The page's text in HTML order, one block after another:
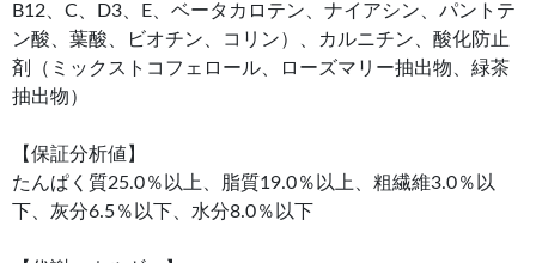
B12、C、D3、E、ベータカロテン、ナイアシン、パントテ
ン酸、葉酸、ビオチン、コリン）、カルニチン、酸化防止
剤（ミックストコフェロール、ローズマリー抽出物、緑茶
抽出物）
【保証分析値】
たんぱく質25.0％以上、脂質19.0％以上、粗繊維3.0％以
下、灰分6.5％以下、水分8.0％以下